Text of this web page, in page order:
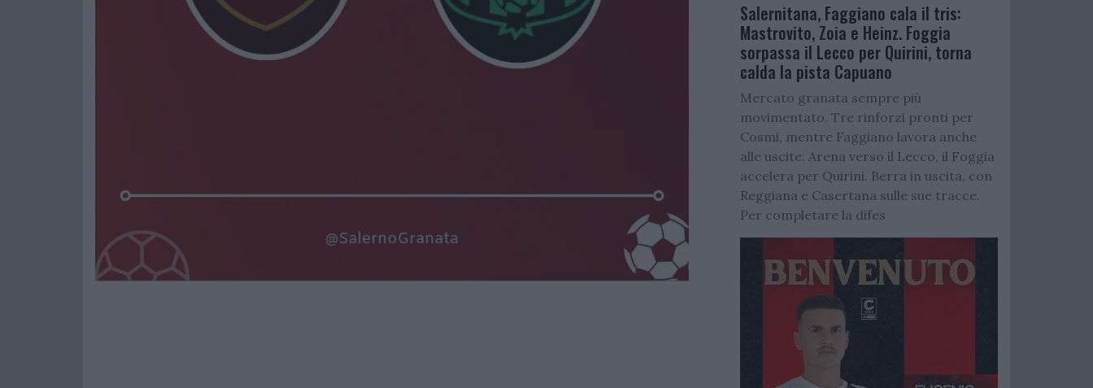
Salernitana, Faggiano cala il tris:
Mastrovito, Zoia e Heinz. Foggia
sorpassa il Lecco per Quirini, torna
calda la pista Capuano
Mercato granata sempre più
movimentato. Tre rinforzi pronti per
Cosmi, mentre Faggiano lavora anche
alle uscite: Arena verso il Lecco, il Foggia
accelera per Quirini. Berra in uscita, con
Reggiana e Casertana sulle sue tracce.
Per completare la difes